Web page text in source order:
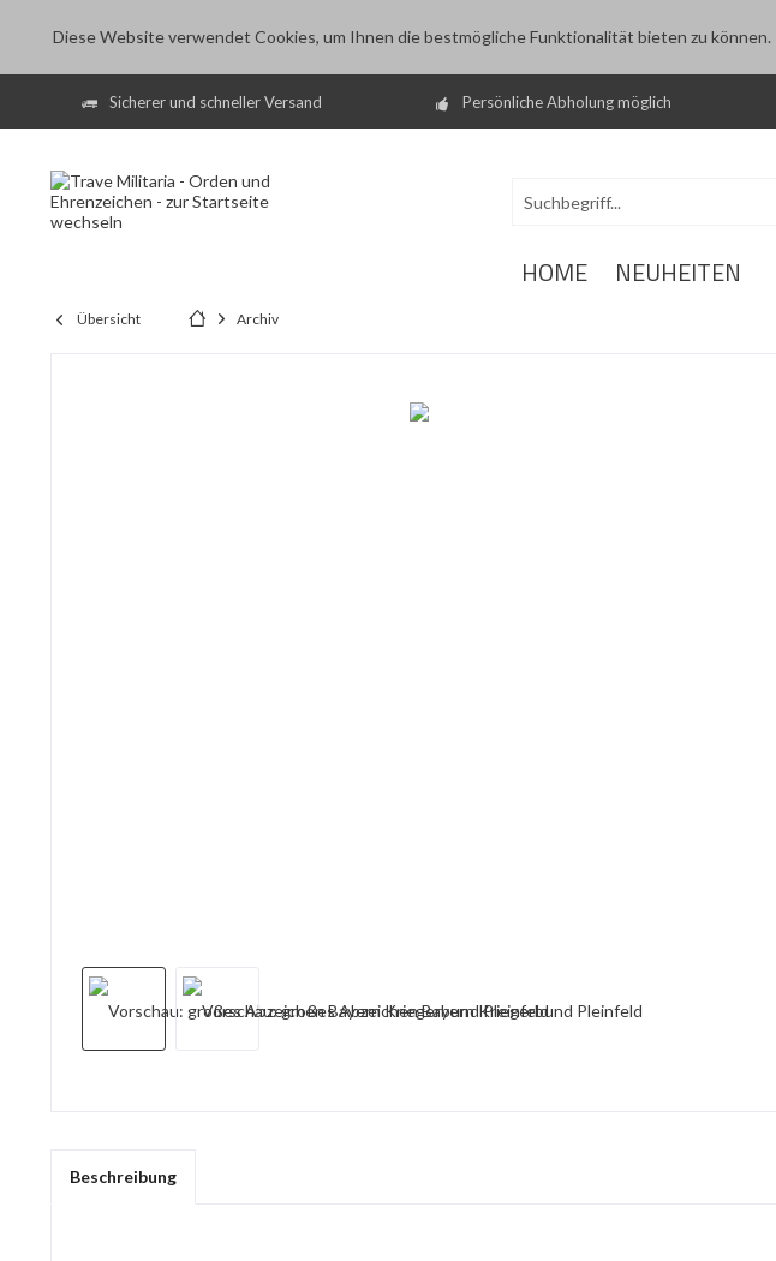
Diese Website verwendet Cookies, um Ihnen die bestmögliche Funktionalität bieten zu können.
Sicherer und schneller Versand Persönliche Abholung möglich
HOME NEUHEITEN
Übersicht Archiv
Beschreibung